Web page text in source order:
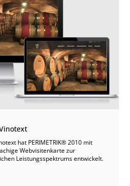
hat PERIMETRIK® 2010 mit
Webvisitenkarte zur
Leistungsspektrums entwickelt.